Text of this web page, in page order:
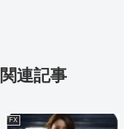
関連記事
FX